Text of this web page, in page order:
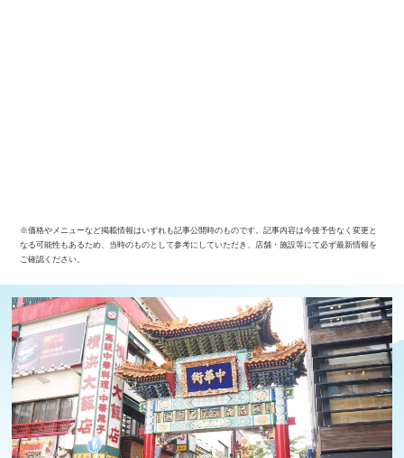
※価格やメニューなど掲載情報はいずれも記事公開時のものです。記事内容は今後予告なく変更と
なる可能性もあるため、当時のものとして参考にしていただき、店舗・施設等にて必ず最新情報を
ご確認ください。